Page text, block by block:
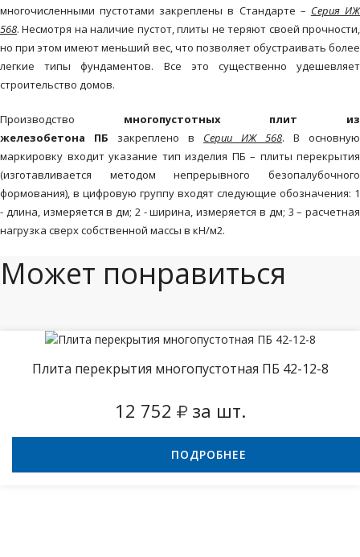
многочисленными пустотами закреплены в Стандарте – Серия ИЖ
568. Несмотря на наличие пустот, плиты не теряют своей прочности,
но при этом имеют меньший вес, что позволяет обустраивать более
легкие типы фундаментов. Все это существенно удешевляет
строительство домов.
Производство многопустотных плит из
железобетона ПБ закреплено в Серии ИЖ 568. В основную
маркировку входит указание тип изделия ПБ – плиты перекрытия
(изготавливается методом непрерывного безопалубочного
формования), в цифровую группу входят следующие обозначения: 1
- длина, измеряется в дм; 2 - ширина, измеряется в дм; 3 – расчетная
нагрузка сверх собственной массы в кН/м2.
Может понравиться
Плита перекрытия многопустотная ПБ 42-12-8
12 752 за шт.
ПОДРОБНЕЕ